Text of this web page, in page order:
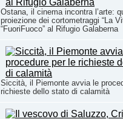
Ostana, il cinema incontra l’arte:
proiezione dei cortometraggi “La
“FuoriFuoco” al Rifugio Galaberna
Siccità, il Piemonte avvia le
richieste dello stato di calamità